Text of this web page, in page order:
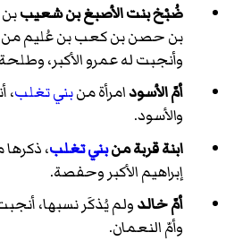
ضُبْخ بنت الأصبغ بن شعيب
بن حصن بن كعب بن عُليم من
وأنجبت له عمرو الأكبر،
أمّ الأسودامرأة منبني تغلب،
والأسود.
ابنة قربة منبني تغلب،
إبراهيم الأكبر وحفصة.
أمّ خالدولم يُذكَر نسبها،
وأمّ النعمان.